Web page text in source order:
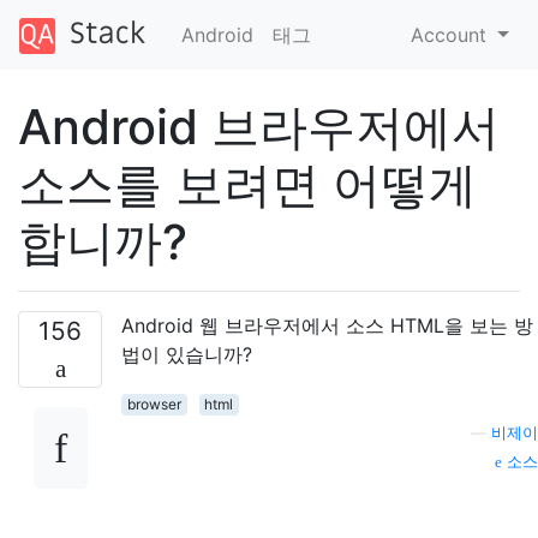
Android 태그 Account
Android 브라우저에서
소스를 보려면 어떻게
합니까?
156
Android 웹 브라우저에서 소스 HTML을 보는 방
법이 있습니까?
browser
html
비제이
소스